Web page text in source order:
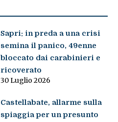
Sapri: in preda a una crisi
semina il panico, 49enne
bloccato dai carabinieri e
ricoverato
30 Luglio 2026
Castellabate, allarme sulla
spiaggia per un presunto